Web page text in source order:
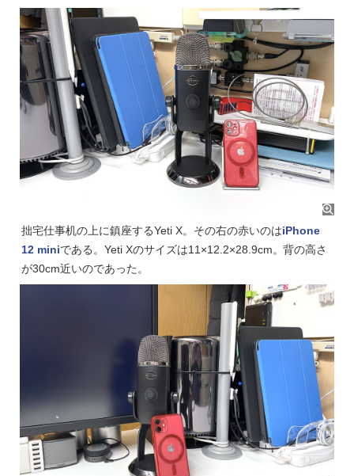
拙宅仕事机の上に鎮座するYeti X。その右の赤いのはiPhone
12 miniである。Yeti Xのサイズは11×12.2×28.9cm。背の高さ
が30cm近いのであった。